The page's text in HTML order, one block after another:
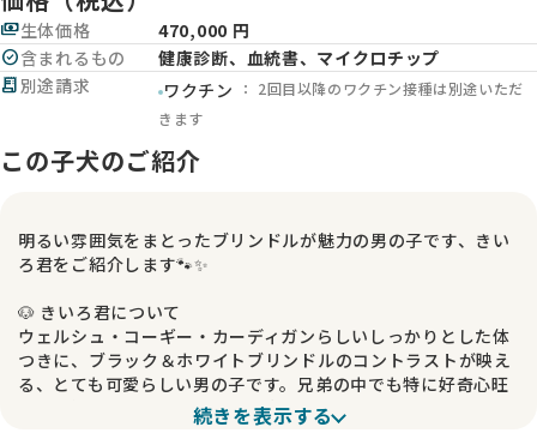
payments生体価格
470,000 円
check_circle含まれるもの
健康診断、血統書、マイクロチップ
receipt_long 別途請求 ワクチン
： 2回目以降のワクチン接種は別途いただ
きます
この子犬のご紹介
明るい雰囲気をまとったブリンドルが魅力の男の子です、きい
ろ君をご紹介します🐾✨
🐶 きいろ君について
ウェルシュ・コーギー・カーディガンらしいしっかりとした体
つきに、ブラック＆ホワイトブリンドルのコントラストが映え
る、とても可愛らしい男の子です。兄弟の中でも特に好奇心旺
盛で、新しいものを見ると真っ先にトコトコ近づいていくよう
な天真爛漫な性格をしています😊
続きを表示する